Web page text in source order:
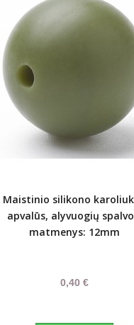
Maistinio silikono
apvalūs, alyvuogių
matmenys: 12mm
0,40 €